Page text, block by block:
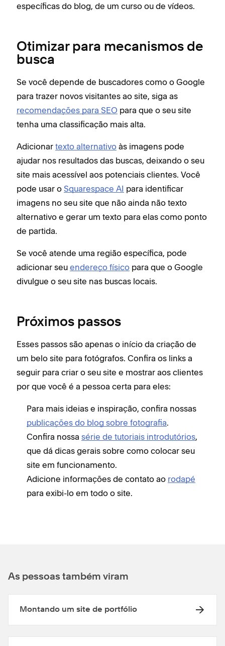
específicas do blog, de um curso ou de vídeos.
Otimizar para mecanismos de
busca
Se você depende de buscadores como o Google
para trazer novos visitantes ao site, siga as
recomendações para SEO para que o seu site
tenha uma classificação mais alta.
Adicionar texto alternativo às imagens pode
ajudar nos resultados das buscas, deixando o seu
site mais acessível aos potenciais clientes. Você
pode usar o Squarespace AI para identificar
imagens no seu site que não ainda não texto
alternativo e gerar um texto para elas como ponto
de partida.
Se você atende uma região específica, pode
adicionar seu endereço físico para que o Google
divulgue o seu site nas buscas locais.
Próximos passos
Esses passos são apenas o início da criação de
um belo site para fotógrafos. Confira os links a
seguir para criar o seu site e mostrar aos clientes
por que você é a pessoa certa para eles:
Para mais ideias e inspiração, confira nossas
publicações do blog sobre fotografia.
Confira nossa série de tutoriais introdutórios,
que dá dicas gerais sobre como colocar seu
site em funcionamento.
Adicione informações de contato ao rodapé
para exibi-lo em todo o site.
As pessoas também viram
Montando um site de portfólio